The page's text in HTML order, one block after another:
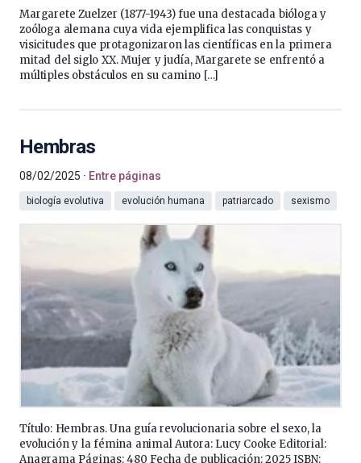
Margarete Zuelzer (1877-1943) fue una destacada bióloga y
zoóloga alemana cuya vida ejemplifica las conquistas y
visicitudes que protagonizaron las científicas en la primera
mitad del siglo XX. Mujer y judía, Margarete se enfrentó a
múltiples obstáculos en su camino […]
Hembras
08/02/2025 Entre páginas
biología evolutiva evolución humana patriarcado sexismo
Título: Hembras. Una guía revolucionaria sobre el sexo, la
evolución y la fémina animal Autora: Lucy Cooke Editorial:
Anagrama Páginas: 480 Fecha de publicación: 2025 ISBN: